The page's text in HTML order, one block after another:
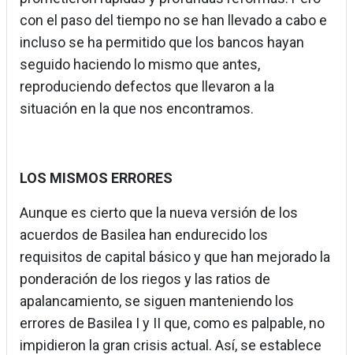
con el paso del tiempo no se han llevado a cabo e
incluso se ha permitido que los bancos hayan
seguido haciendo lo mismo que antes,
reproduciendo defectos que llevaron a la
situación en la que nos encontramos.
LOS MISMOS ERRORES
Aunque es cierto que la nueva versión de los
acuerdos de Basilea han endurecido los
requisitos de capital básico y que han mejorado la
ponderación de los riegos y las ratios de
apalancamiento, se siguen manteniendo los
errores de Basilea I y II que, como es palpable, no
impidieron la gran crisis actual. Así, se establece